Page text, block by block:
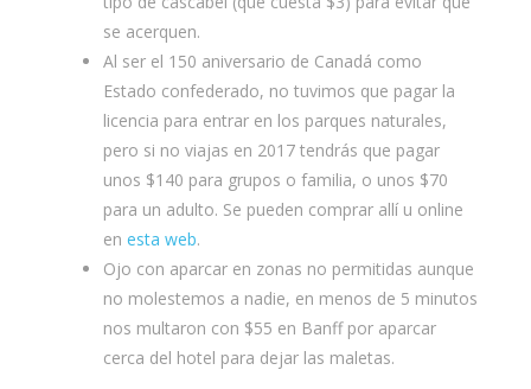
se acerquen.
Al ser el 150 aniversario de Canadá como
Estado confederado, no tuvimos que pagar la
licencia para entrar en los parques naturales,
pero si no viajas en 2017 tendrás que pagar
unos $140 para grupos o familia, o unos $70
para un adulto. Se pueden comprar allí u online
en esta web.
Ojo con aparcar en zonas no permitidas aunque
no molestemos a nadie, en menos de 5 minutos
nos multaron con $55 en Banff por aparcar
cerca del hotel para dejar las maletas.